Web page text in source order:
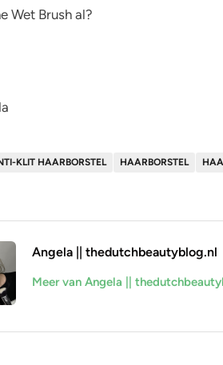
Wet Brush al?
KLIT HAARBORSTEL HAARBORSTEL
Angela || thedutchbeautyblog.nl
Meer van Angela ||